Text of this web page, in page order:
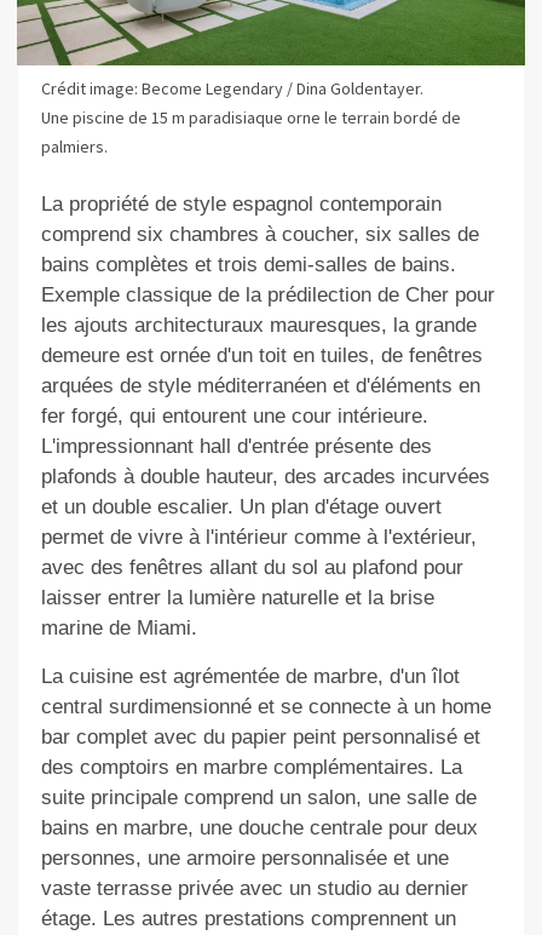
Crédit image: Become Legendary / Dina Goldentayer.
Une piscine de 15 m paradisiaque orne le terrain bordé de
palmiers.
La propriété de style espagnol contemporain
comprend six chambres à coucher, six salles de
bains complètes et trois demi-salles de bains.
Exemple classique de la prédilection de Cher pour
les ajouts architecturaux mauresques, la grande
demeure est ornée d'un toit en tuiles, de fenêtres
arquées de style méditerranéen et d'éléments en
fer forgé, qui entourent une cour intérieure.
L'impressionnant hall d'entrée présente des
plafonds à double hauteur, des arcades incurvées
et un double escalier. Un plan d'étage ouvert
permet de vivre à l'intérieur comme à l'extérieur,
avec des fenêtres allant du sol au plafond pour
laisser entrer la lumière naturelle et la brise
marine de Miami.
La cuisine est agrémentée de marbre, d'un îlot
central surdimensionné et se connecte à un home
bar complet avec du papier peint personnalisé et
des comptoirs en marbre complémentaires. La
suite principale comprend un salon, une salle de
bains en marbre, une douche centrale pour deux
personnes, une armoire personnalisée et une
vaste terrasse privée avec un studio au dernier
étage. Les autres prestations comprennent un